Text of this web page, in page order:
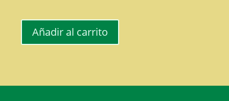
Aprende
cantidad
Añadir al carrito